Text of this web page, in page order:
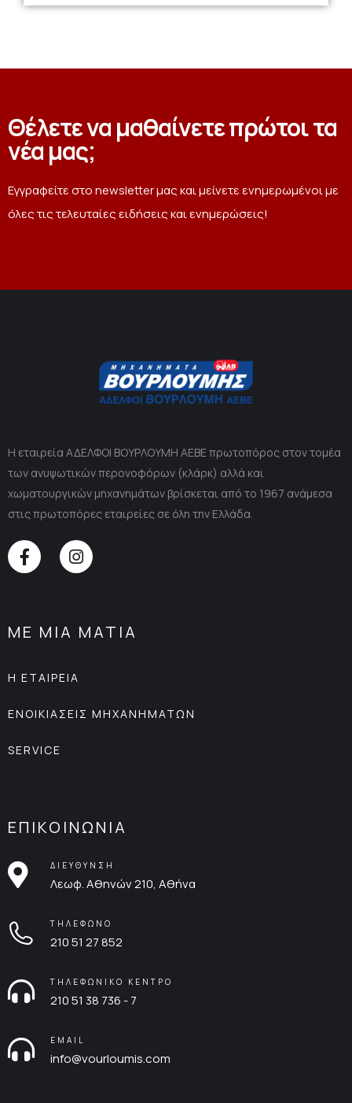
Θέλετε να μαθαίνετε πρώτοι τα
νέα μας;
Εγγραφείτε στο newsletter μας και μείνετε ενημερωμένοι με
όλες τις τελευταίες ειδήσεις και ενημερώσεις!
Η εταιρεία ΑΔΕΛΦΟΙ ΒΟΥΡΛΟΥΜΗ ΑΕΒΕ πρωτοπόρος στον τομέα
των ανυψωτικών περονοφόρων (κλάρκ) αλλά και
χωματουργικών μηχανημάτων βρίσκεται από το 1967 ανάμεσα
στις πρωτοπόρες εταιρείες σε όλη την Ελλάδα.
ΜΕ ΜΙΑ ΜΑΤΙΑ
Η ΕΤΑΙΡΕΙΑ
ΕΝΟΙΚΙΑΣΕΙΣ ΜΗΧΑΝΗΜΑΤΩΝ
SERVICE
ΕΠΙΚΟΙΝΩΝΙΑ
ΔΙΕΥΘΥΝΣΗ
Λεωφ. Αθηνών 210, Αθήνα
ΤΗΛΕΦΩΝΟ
210 51 27 852
ΤΗΛΕΦΩΝΙΚΟ ΚΕΝΤΡΟ
210 51 38 736 - 7
EMAIL
info@vourloumis.com